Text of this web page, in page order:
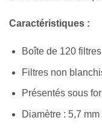
Caractéristiques :
Boîte de 120 filtres
Filtres non
Présentés sous
Diamètre : 5,7 mm